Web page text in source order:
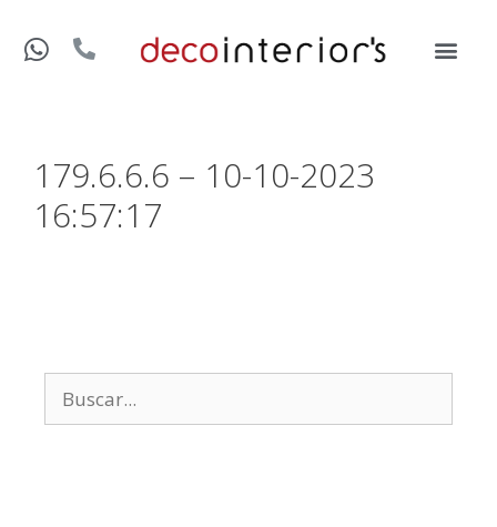
179.6.6.6 – 10-10-2023
16:57:17